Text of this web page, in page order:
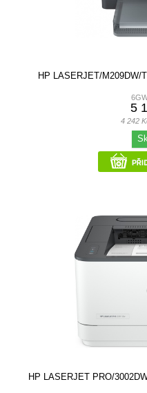
HP LASERJET/M209DW/
5
4 242
HP LASERJET PRO/